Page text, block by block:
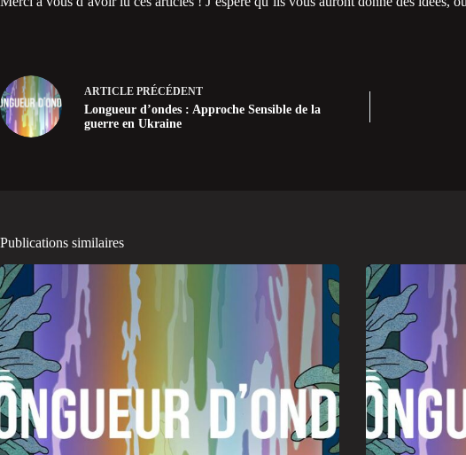
ARTICLE PRÉCÉDENT
Longueur d’ondes : Approche Sensible de la
guerre en Ukraine
Publications similaires